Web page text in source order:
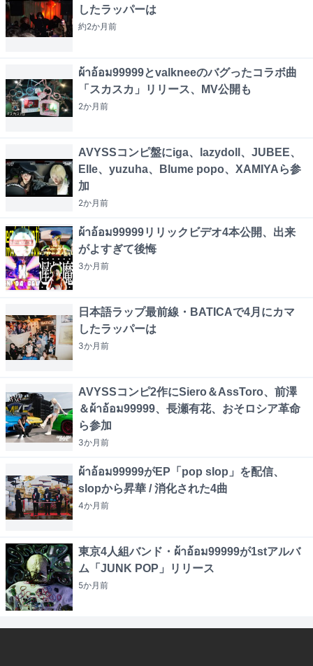
したラッパーは
約2か月前
ผ้าอ้อม99999とvalkneeのバグったコラボ曲
「スカスカ」リリース、MV公開も
2か月前
AVYSSコンピ盤にiga、lazydoll、JUBEE、
Elle、yuzuha、Blume popo、XAMIYAら参
加
2か月前
ผ้าอ้อม99999リリックビデオ4本公開、出来
がよすぎて後悔
3か月前
日本語ラップ最前線・BATICAで4月にカマ
したラッパーは
3か月前
AVYSSコンピ2作にSiero＆AssToro、前澤
＆ผ้าอ้อม99999、長瀬有花、おそロシア革命
ら参加
3か月前
ผ้าอ้อม99999がEP「pop slop」を配信、
slopから昇華 / 消化された4曲
4か月前
東京4人組バンド・ผ้าอ้อม99999が1stアルバ
ム「JUNK POP」リリース
5か月前